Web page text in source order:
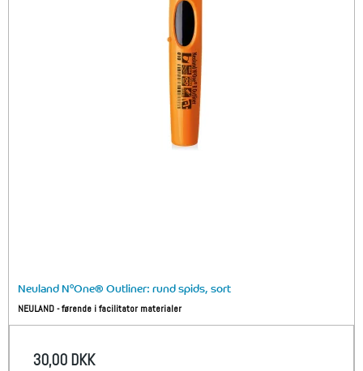
Neuland N°One® Outliner: rund spids, sort
NEULAND - førende i facilitator materialer
30,00 DKK